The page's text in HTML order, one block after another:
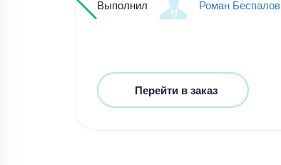
Выполнил Роман Беспалов
Перейти в заказ